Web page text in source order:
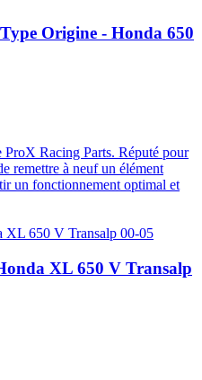
Origine - Honda 650
Racing Parts. Réputé pour
remettre à neuf un élément
un fonctionnement optimal et
XL 650 V Transalp